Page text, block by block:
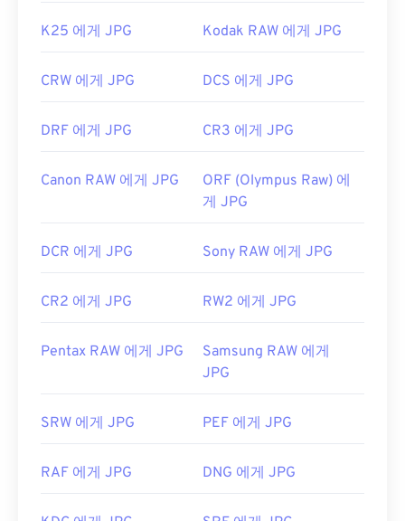
K25 에게 JPG Kodak RAW 에게 JPG
CRW 에게 JPG DCS 에게 JPG
DRF 에게 JPG CR3 에게 JPG
Canon RAW 에게 JPG
ORF (Olympus Raw) 에
게 JPG
DCR 에게 JPG Sony RAW 에게 JPG
CR2 에게 JPG RW2 에게 JPG
Pentax RAW 에게 JPG
Samsung RAW 에게
JPG
SRW 에게 JPG PEF 에게 JPG
RAF 에게 JPG DNG 에게 JPG